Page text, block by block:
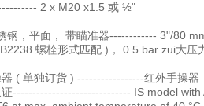
2 x M20 x1.5 或 ½"
锈钢，平面， 带瞄准器------------
式匹配 )， 0.5 bar zui大压
( 单独订货 ) -----------------红外手操器
认证------------------------------ IS